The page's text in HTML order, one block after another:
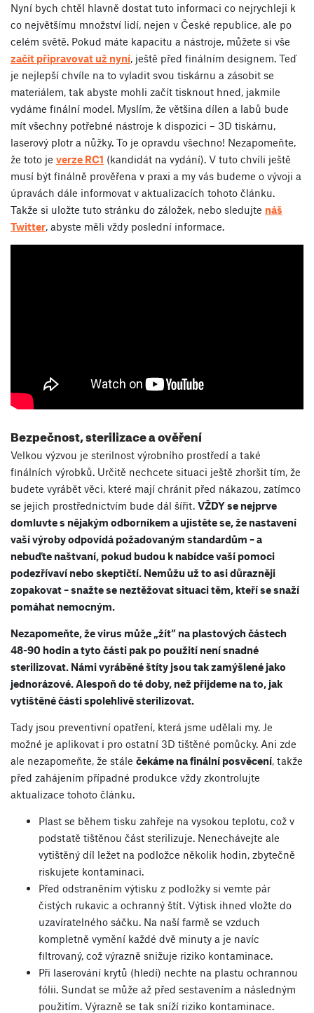
Nyní bych chtěl hlavně dostat tuto informaci co nejrychleji k
co největšímu množství lidí, nejen v České republice, ale po
celém světě. Pokud máte kapacitu a nástroje, můžete si vše
začít připravovat už nyní , ještě před finálním designem. Teď
je nejlepší chvíle na to vyladit svou tiskárnu a zásobit se
materiálem, tak abyste mohli začít tisknout hned, jakmile
vydáme finální model. Myslím, že většina dílen a labů bude
mít všechny potřebné nástroje k dispozici – 3D tiskárnu,
laserový plotr a nůžky. To je opravdu všechno! Nezapomeňte,
že toto je verze RC1 (kandidát na vydání). V tuto chvíli ještě
musí být finálně prověřena v praxi a my vás budeme o vývoji a
úpravách dále informovat v aktualizacích tohoto článku.
Takže si uložte tuto stránku do záložek, nebo sledujte náš
Twitter , abyste měli vždy poslední informace.
Bezpečnost, sterilizace a ověření
Velkou výzvou je sterilnost výrobního prostředí a také
finálních výrobků. Určitě nechcete situaci ještě zhoršit tím, že
budete vyrábět věci, které mají chránit před nákazou, zatímco
se jejich prostřednictvím bude dál šířit. VŽDY se nejprve
domluvte s nějakým odborníkem a ujistěte se, že nastavení
vaší výroby odpovídá požadovaným standardům – a
nebuďte naštvaní, pokud budou k nabídce vaší pomoci
podezřívaví nebo skeptičtí. Nemůžu už to asi důrazněji
zopakovat – snažte se neztěžovat situaci těm, kteří se snaží
pomáhat nemocným.
Nezapomeňte, že virus může „žít” na plastových částech
48-90 hodin a tyto části pak po použití není snadné
sterilizovat. Námi vyráběné štíty jsou tak zamýšlené jako
jednorázové. Alespoň do té doby, než přijdeme na to, jak
vytištěné části spolehlivě sterilizovat.
Tady jsou preventivní opatření, která jsme udělali my. Je
možné je aplikovat i pro ostatní 3D tištěné pomůcky. Ani zde
ale nezapomeňte, že stále čekáme na finální posvěcení, takže
před zahájením případné produkce vždy zkontrolujte
aktualizace tohoto článku.
Plast se během tisku zahřeje na vysokou teplotu, což v
podstatě tištěnou část sterilizuje. Nenechávejte ale
vytištěný díl ležet na podložce několik hodin, zbytečně
riskujete kontaminaci.
Před odstraněním výtisku z podložky si vemte pár
čistých rukavic a ochranný štít. Výtisk ihned vložte do
uzavíratelného sáčku. Na naší farmě se vzduch
kompletně vymění každé dvě minuty a je navíc
filtrovaný, což výrazně snižuje riziko kontaminace.
Při laserování krytů (hledí) nechte na plastu ochrannou
fólii. Sundat se může až před sestavením a následným
použitím. Výrazně se tak sníží riziko kontaminace.